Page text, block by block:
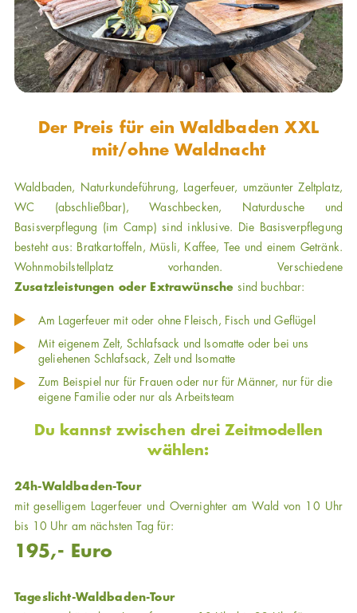
Der Preis für ein Waldbaden XXL
mit/ohne Waldnacht
Waldbaden, Naturkundeführung, Lagerfeuer, umzäunter Zeltplatz,
WC (abschließbar), Waschbecken, Naturdusche und
Basisverpflegung (im Camp) sind inklusive. Die Basisverpflegung
besteht aus: Bratkartoffeln, Müsli, Kaffee, Tee und einem Getränk.
Wohnmobilstellplatz vorhanden. Verschiedene
Zusatzleistungen oder Extrawünsche sind buchbar:
Am Lagerfeuer mit oder ohne Fleisch, Fisch und Geflügel
Mit eigenem Zelt, Schlafsack und Isomatte oder bei uns
geliehenen Schlafsack, Zelt und Isomatte
Zum Beispiel nur für Frauen oder nur für Männer, nur für die
eigene Familie oder nur als Arbeitsteam
Du kannst zwischen drei Zeitmodellen
wählen:
24h-Waldbaden-Tour
mit geselligem Lagerfeuer und Overnighter am Wald von 10 Uhr
bis 10 Uhr am nächsten Tag für:
195,- Euro
Tageslicht-Waldbaden-Tour